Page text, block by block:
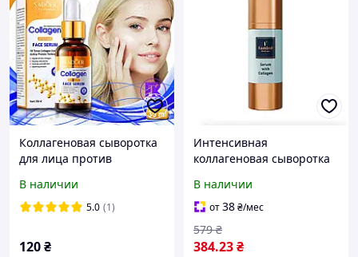
Коллагеновая сыворотка
для лица против
Aging 30 мл
В наличии
5.0 (1)
120₴
Интенсивная
коллагеновая сыворотка
Serum 30 мл
В наличии
от38₴/мес
384.23₴
579 ₴